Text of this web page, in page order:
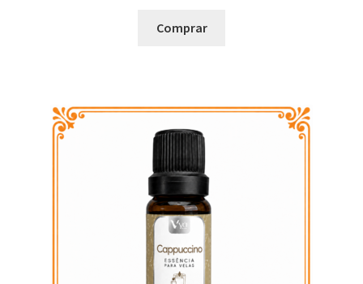
Comprar